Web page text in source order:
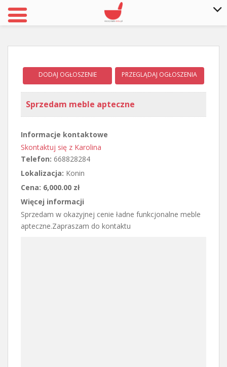
DODAJ OGŁOSZENIE PRZEGLĄDAJ OGŁOSZENIA
Sprzedam meble apteczne
Informacje kontaktowe
Skontaktuj się z Karolina
Telefon: 668828284
Lokalizacja: Konin
Cena: 6,000.00 zł
Więcej informacji
Sprzedam w okazyjnej cenie ładne funkcjonalne meble
apteczne.Zapraszam do kontaktu